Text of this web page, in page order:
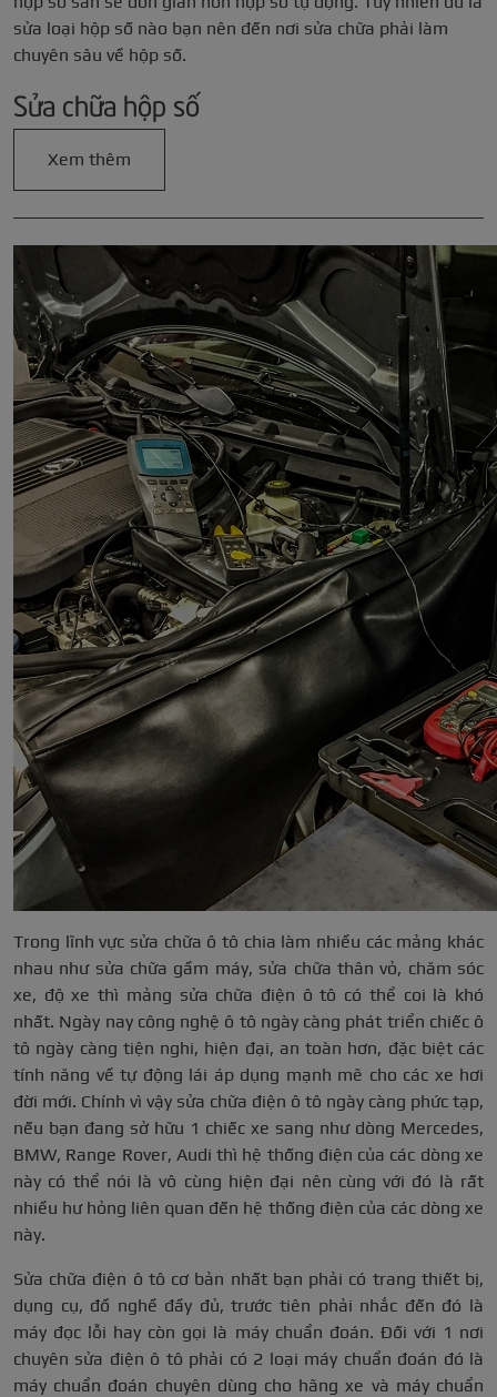
sửa loại hộp số nào bạn nên đến nơi sửa chữa phải làm
chuyên sâu về hộp số.
Sửa chữa hộp số
Xem thêm
Trong lĩnh vực sửa chữa ô tô chia làm nhiều các mảng khác
nhau như sửa chữa gầm máy, sửa chữa thân vỏ, chăm sóc
xe, độ xe thì mảng sửa chữa điện ô tô có thể coi là khó
nhất. Ngày nay công nghệ ô tô ngày càng phát triển chiếc ô
tô ngày càng tiện nghi, hiện đại, an toàn hơn, đặc biệt các
tính năng về tự động lái áp dụng mạnh mẽ cho các xe hơi
đời mới. Chính vì vậy sửa chữa điện ô tô ngày càng phức tạp,
nếu bạn đang sở hữu 1 chiếc xe sang như dòng Mercedes,
BMW, Range Rover, Audi thì hệ thống điện của các dòng xe
này có thể nói là vô cùng hiện đại nên cùng với đó là rất
nhiều hư hỏng liên quan đến hệ thống điện của các dòng xe
này.
Sửa chữa điện ô tô cơ bản nhất bạn phải có trang thiết bị,
dụng cụ, đồ nghề đầy đủ, trước tiên phải nhắc đến đó là
máy đọc lỗi hay còn gọi là máy chuẩn đoán. Đối với 1 nơi
chuyên sửa điện ô tô phải có 2 loại máy chuẩn đoán đó là
máy chuẩn đoán chuyên dùng cho hãng xe và máy chuẩn